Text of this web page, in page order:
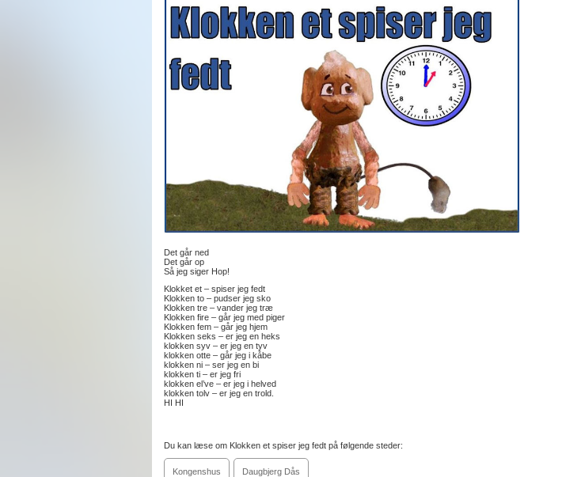
Det går ned
Det går op
Så jeg siger Hop!
Klokket et – spiser jeg fedt
Klokken to – pudser jeg sko
Klokken tre – vander jeg træ
Klokken fire – går jeg med piger
Klokken fem – går jeg hjem
Klokken seks – er jeg en heks
klokken syv – er jeg en tyv
klokken otte – går jeg i kåbe
klokken ni – ser jeg en bi
klokken ti – er jeg fri
klokken el’ve – er jeg i helved
klokken tolv – er jeg en trold.
HI HI
Du kan læse om Klokken et spiser jeg fedt på følgende steder:
Kongenshus Daugbjerg Dås